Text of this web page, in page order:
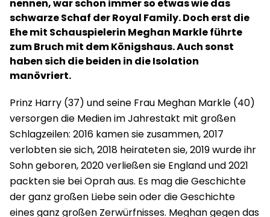
nennen, war schon immer so etwas wie das
schwarze Schaf der Royal Family. Doch erst die
Ehe mit Schauspielerin Meghan Markle führte
zum Bruch mit dem Königshaus. Auch sonst
haben sich die beiden in die Isolation
manövriert.
Prinz Harry (37) und seine Frau Meghan Markle (40)
versorgen die Medien im Jahrestakt mit großen
Schlagzeilen: 2016 kamen sie zusammen, 2017
verlobten sie sich, 2018 heirateten sie, 2019 wurde ihr
Sohn geboren, 2020 verließen sie England und 2021
packten sie bei Oprah aus. Es mag die Geschichte
der ganz großen Liebe sein oder die Geschichte
eines ganz großen Zerwürfnisses. Meghan gegen das